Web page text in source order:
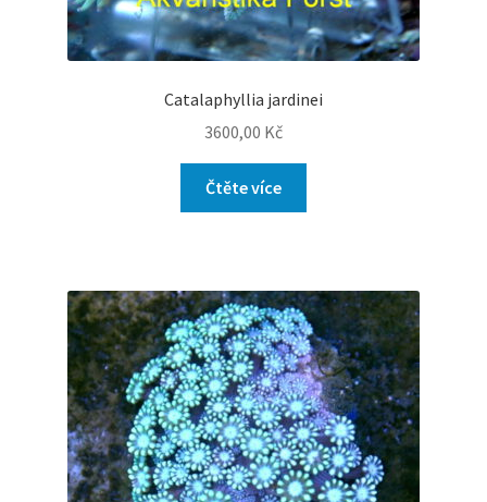
Catalaphyllia jardinei
3600,00 Kč
Čtěte více